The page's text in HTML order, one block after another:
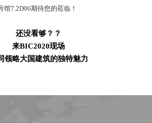
馆7.2D06期待您的莅临！
还没看够？？
来BIC2020现场
领略大国建筑的独特魅力